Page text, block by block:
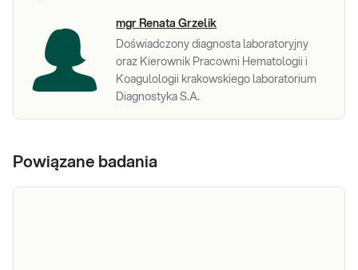
mgr Renata Grzelik
Doświadczony diagnosta laboratoryjny
oraz Kierownik Pracowni Hematologii i
Koagulologii krakowskiego laboratorium
Diagnostyka S.A.
Powiązane badania